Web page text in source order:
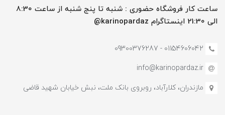
ساعت کار فروشگاه حضوری : شنبه تا پنج شنبه از ساعت 8:30
الی 21:30 اینستاگرام karinopardaz@
01154606042 - 09300376287
info@karinopardaz.ir
مازندران، کلارآباد، روبروی بانک ملت، نبش خیابان شهید قاضی